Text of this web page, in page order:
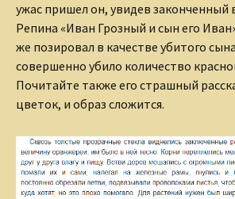
ужас пришел он, увидев законченный
Репина «Иван Грозный и сын его
же позировал в качестве убитого
совершенно убило количество
Почитайте также его страшный
цветок, и образ сложится.